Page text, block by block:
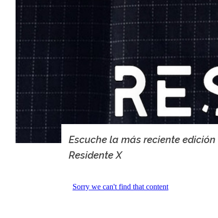
Escuche la más reciente edición
Residente X